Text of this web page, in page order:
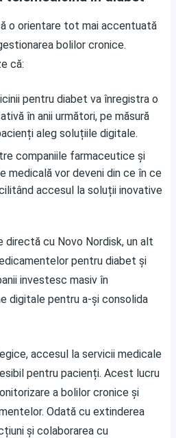
o orientare tot mai accentuată
bolilor cronice.
că:
pentru diabet va înregistra o
în anii următori, pe măsură
aleg soluțiile digitale.
companiile farmaceutice și
medicală vor deveni din ce în ce
accesul la soluții inovative
cu Novo Nordisk, un alt
pentru diabet și
investesc masiv în
digitale pentru a-și consolida
accesul la servicii medicale
pentru pacienți. Acest lucru
a bolilor cronice și
Odată cu extinderea
și colaborarea cu